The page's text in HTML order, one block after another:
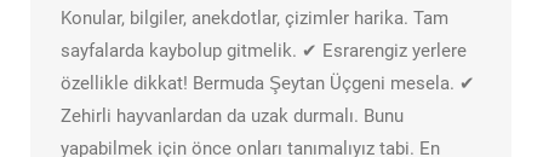
Konular, bilgiler, anekdotlar, çizimler harika. Tam
sayfalarda kaybolup gitmelik. ✔ Esrarengiz yerlere
özellikle dikkat! Bermuda Şeytan Üçgeni mesela. ✔
Zehirli hayvanlardan da uzak durmalı. Bunu
yapabilmek için önce onları tanımalıyız tabi. En